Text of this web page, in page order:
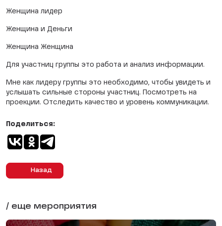
Женщина лидер
Женщина и Деньги
Женщина Женщина
Для участниц группы это работа и анализ информации.
Мне как лидеру группы это необходимо, чтобы увидеть и
услышать сильные стороны участниц. Посмотреть на
проекции. Отследить качество и уровень коммуникации.
Назад
Поделиться:
/ еще мероприятия